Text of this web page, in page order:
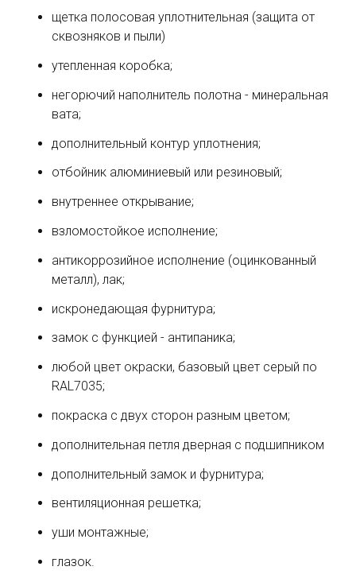
щетка полосовая уплотнительная (защита от
сквозняков и пыли)
утепленная коробка;
негорючий наполнитель полотна - минеральная
вата;
дополнительный контур уплотнения;
отбойник алюминиевый или резиновый;
внутреннее открывание;
взломостойкое исполнение;
антикоррозийное исполнение (оцинкованный
металл), лак;
искронедающая фурнитура;
замок с функцией - антипаника;
любой цвет окраски, базовый цвет серый по
RAL7035;
покраска с двух сторон разным цветом;
дополнительная петля дверная с подшипником
дополнительный замок и фурнитура;
вентиляционная решетка;
уши монтажные;
глазок.